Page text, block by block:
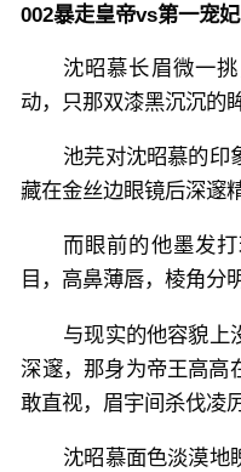
002暴走皇帝vs第一宠妃
沈昭慕长眉微一
动，只那双漆黑沉沉的
池芫对沈昭慕的印
藏在金丝边眼镜后深邃
而眼前的他墨发
目，高鼻薄唇，棱角分
与现实的他容貌上
深邃，那身为帝王高高
敢直视，眉宇间杀伐凌
沈昭慕面色淡漠地